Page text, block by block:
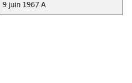
9 juin 1967 A